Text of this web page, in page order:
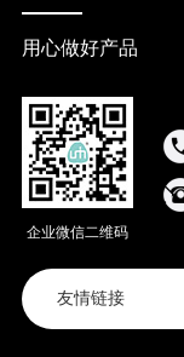
用心做好产品
企业微信二维码